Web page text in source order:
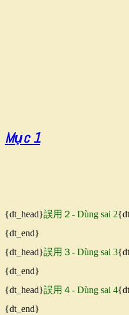
Mục 1
{dt_head}誤用２- Dùng sai 2
{dt_end}
{dt_head}誤用３- Dùng sai 3
{dt_end}
{dt_head}誤用４- Dùng sai 4
{dt_end}